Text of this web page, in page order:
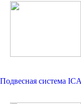
Подвесная система